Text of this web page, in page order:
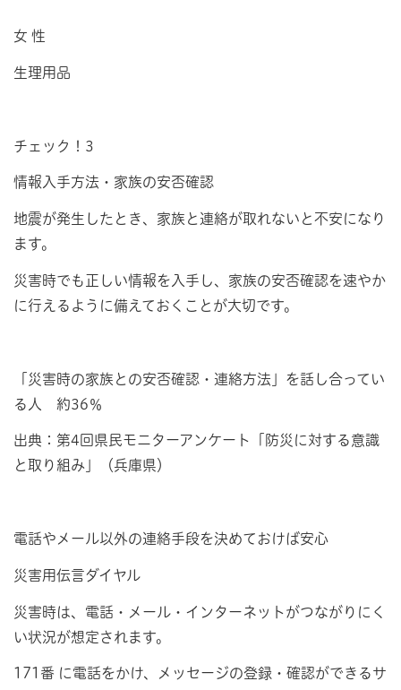
女 性
生理用品
チェック！3
情報入手方法・家族の安否確認
地震が発生したとき、家族と連絡が取れないと不安になり
ます。
災害時でも正しい情報を入手し、家族の安否確認を速やか
に行えるように備えておくことが大切です。
「災害時の家族との安否確認・連絡方法」を話し合ってい
る人 約36％
出典：第4回県民モニターアンケート「防災に対する意識
と取り組み」（兵庫県）
電話やメール以外の連絡手段を決めておけば安心
災害用伝言ダイヤル
災害時は、電話・メール・インターネットがつながりにく
い状況が想定されます。
171番 に電話をかけ、メッセージの登録・確認ができるサ